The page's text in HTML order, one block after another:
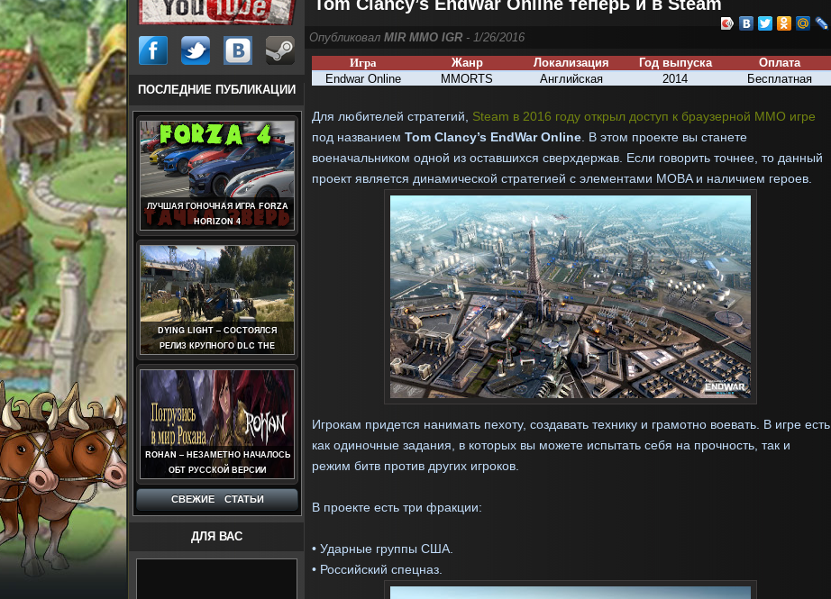
ПОСЛЕДНИЕ ПУБЛИКАЦИИ
ЛУЧШАЯ ГОНОЧНАЯ ИГРА FORZA
HORIZON 4
DYING LIGHT – СОСТОЯЛСЯ
РЕЛИЗ КРУПНОГО DLC THE
FOLLOWING
ROHAN – НЕЗАМЕТНО НАЧАЛОСЬ
ОБТ РУССКОЙ ВЕРСИИ
СВЕЖИЕ СТАТЬИ
ДЛЯ ВАС
Опубликовал MIR MMO IGR - 1/26/2016
Игра
Жанр Локализация Год выпуска
Оплата
Endwar Online
MMORTS Английская 2014 Бесплатная
Для любителей стратегий, Steam в 2016 году открыл доступ к браузерной MMO игре
под названием Tom Clancy’s EndWar Online . В этом проекте вы станете
военачальником одной из оставшихся сверхдержав. Если говорить точнее, то данный
проект является динамической стратегией с элементами MOBA и наличием героев.
Игрокам придется нанимать пехоту, создавать технику и грамотно воевать. В игре есть
как одиночные задания, в которых вы можете испытать себя на прочность, так и
режим битв против других игроков.
В проекте есть три фракции:
• Ударные группы США.
• Российский спецназ.